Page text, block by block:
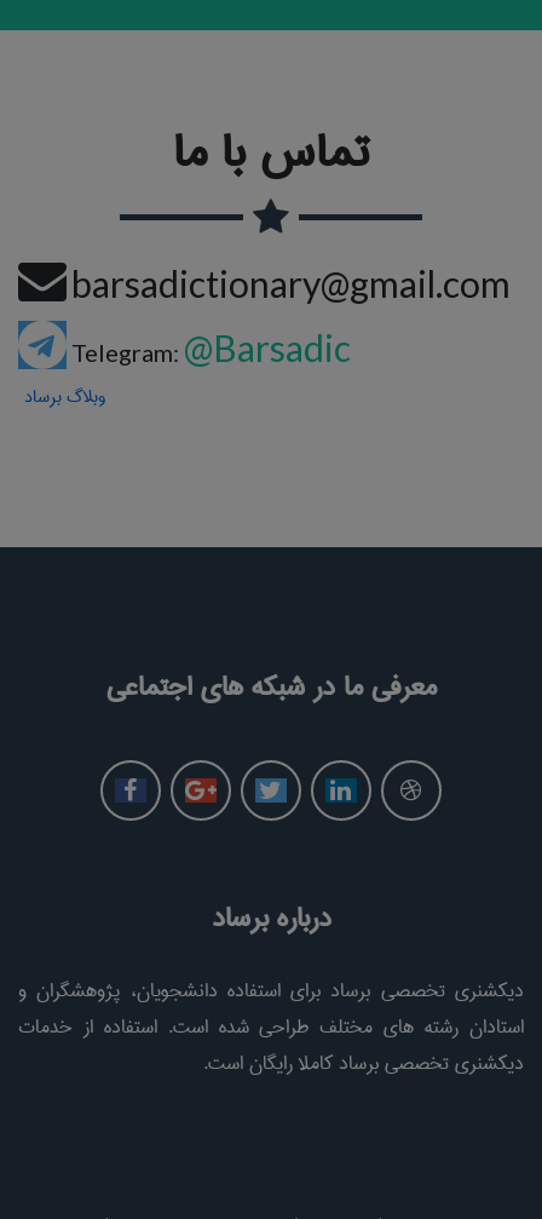
تماس با ما
barsadictionary@gmail.com
Telegram: @Barsadic
وبلاگ برساد
معرفی ما در شبکه های اجتماعی
درباره برساد
دیکشنری تخصصی برساد برای استفاده دانشجویان، پژوهشگران و
استادان رشته های مختلف طراحی شده است. استفاده از خدمات
دیکشنری تخصصی برساد کاملا رایگان است.